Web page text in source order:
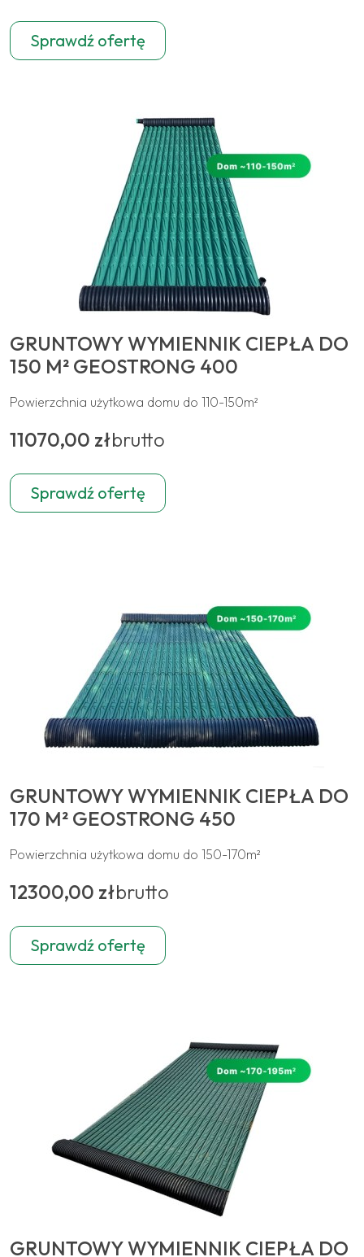
Sprawdź ofertę
GRUNTOWY WYMIENNIK CIEPŁA DO
150 M² GEOSTRONG 400
Powierzchnia użytkowa domu do 110-150m²
11070,00 złbrutto
Sprawdź ofertę
GRUNTOWY WYMIENNIK CIEPŁA DO
170 M² GEOSTRONG 450
Powierzchnia użytkowa domu do 150-170m²
12300,00 złbrutto
Sprawdź ofertę
GRUNTOWY WYMIENNIK CIEPŁA DO